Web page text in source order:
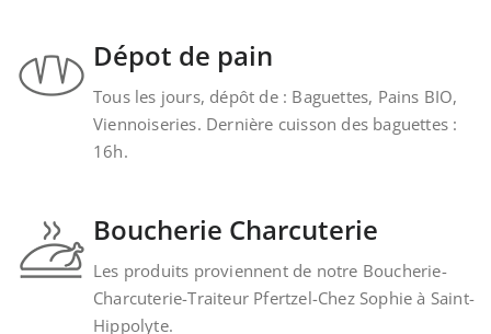
Dépot de pain
Tous les jours, dépôt de : Baguettes, Pains BIO,
Viennoiseries. Dernière cuisson des baguettes :
16h.
Boucherie Charcuterie
Les produits proviennent de notre Boucherie-
Charcuterie-Traiteur Pfertzel-Chez Sophie à Saint-
Hippolyte.